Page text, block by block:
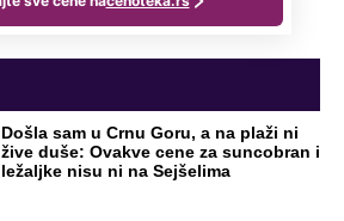
Došla sam u Crnu Goru, a na plaži ni
žive duše: Ovakve cene za suncobran i
ležaljke nisu ni na Sejšelima